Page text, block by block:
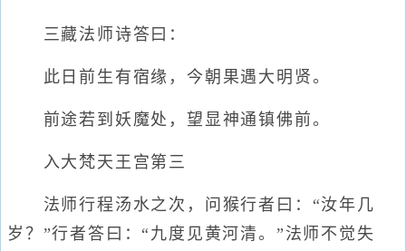
三藏法师诗答曰：
此日前生有宿缘，今朝果遇大明贤。
前途若到妖魔处，望显神通镇佛前。
入大梵天王宫第三
法师行程汤水之次，问猴行者曰：“汝年几
岁？”行者答曰：“九度见黄河清。”法师不觉失